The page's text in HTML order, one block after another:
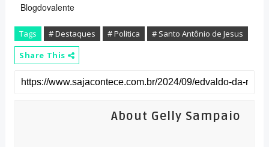
Blogdovalente
Tags # Destaques # Politica
# Santo Antônio de Jesus
Share This
About Gelly Sampaio